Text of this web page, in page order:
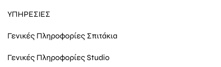
ΥΠΗΡΕΣΙΕΣ
Γενικές Πληροφορίες Σπιτάκια
Γενικές Πληροφορίες Studio